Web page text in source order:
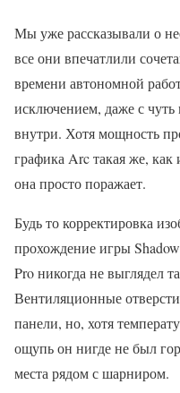
Мы уже рассказывали о
все они впечатлили
времени автономной
исключением, даже с
внутри. Хотя мощность
графика Arc такая же,
она просто поражает.
Будь то корректировка
прохождение игры
Pro никогда не выглядел
Вентиляционные
панели, но, хотя
ощупь он нигде не был
места рядом с шарниром.